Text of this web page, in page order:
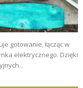
gotowanie, łącząc w
elektrycznego. Dzięki